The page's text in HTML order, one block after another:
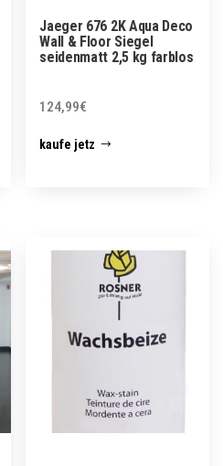
Jaeger 676 2K Aqua Deco
Wall & Floor Siegel
seidenmatt 2,5 kg farblos
124,99€
kaufe jetz